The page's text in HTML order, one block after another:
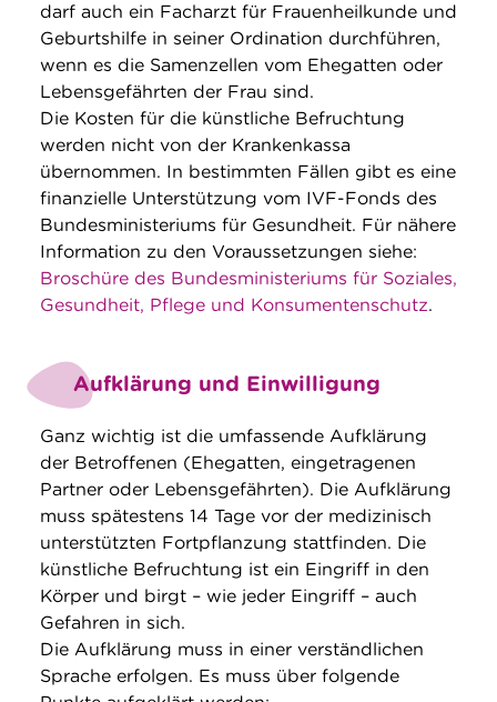
darf auch ein Facharzt für Frauenheilkunde und
Geburtshilfe in seiner Ordination durchführen,
wenn es die Samenzellen vom Ehegatten oder
Lebensgefährten der Frau sind.
Die Kosten für die künstliche Befruchtung
werden nicht von der Krankenkassa
übernommen. In bestimmten Fällen gibt es eine
finanzielle Unterstützung vom IVF-Fonds des
Bundesministeriums für Gesundheit. Für nähere
Information zu den Voraussetzungen siehe:
Broschüre des Bundesministeriums für Soziales,
Gesundheit, Pflege und Konsumentenschutz.
Aufklärung und Einwilligung
Ganz wichtig ist die umfassende Aufklärung
der Betroffenen (Ehegatten, eingetragenen
Partner oder Lebensgefährten). Die Aufklärung
muss spätestens 14 Tage vor der medizinisch
unterstützten Fortpflanzung stattfinden. Die
künstliche Befruchtung ist ein Eingriff in den
Körper und birgt – wie jeder Eingriff – auch
Gefahren in sich.
Die Aufklärung muss in einer verständlichen
Sprache erfolgen. Es muss über folgende